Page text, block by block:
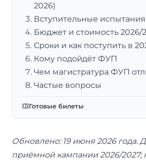
2026)
Вступительные испытания
Бюджет и стоимость 2026/
Сроки и как поступить в
Кому подойдёт ФУП
Чем магистратура ФУП
Частые вопросы
Готовые билеты
Обновлено: 19 июня 2026 года.
приёмной кампании 2026/2027;